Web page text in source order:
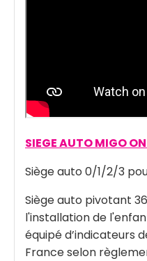
SIEGE AUTO MIGO
Siège auto 0/1/2/3
Siège auto pivotant
l'installation de
équipé d’indicateurs
France selon